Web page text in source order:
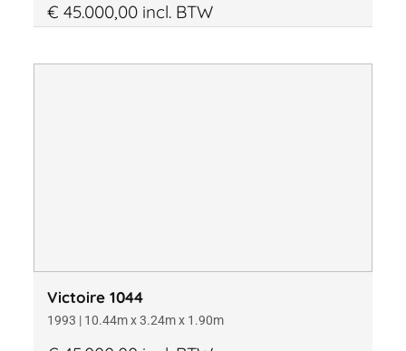
€ 45.000,00 incl. BTW
Victoire 1044
1993 | 10.44m x 3.24m x 1.90m